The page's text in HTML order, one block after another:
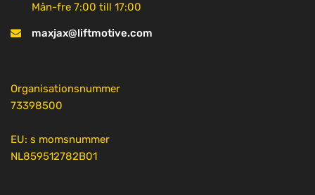
Mån-fre 7:00 till 17:00
maxjax@liftmotive.com
Organisationsnummer
73398500
EU: s momsnummer
NL859512782B01